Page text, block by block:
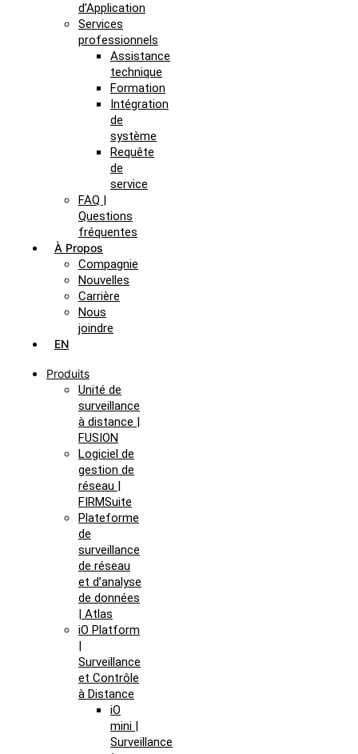
d’Application
Services
professionnels
Assistance
technique
Formation
Intégration
de
système
Requête
de
service
FAQ |
Questions
fréquentes
À Propos
Compagnie
Nouvelles
Carrière
Nous
joindre
EN
Produits
Unité de
surveillance
à distance |
FUSION
Logiciel de
gestion de
réseau |
FIRMSuite
Plateforme
de
surveillance
de réseau
et d’analyse
de données
| Atlas
iO Platform
|
Surveillance
et Contrôle
à Distance
iO
mini |
Surveillance